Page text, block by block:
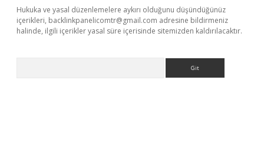
Hukuka ve yasal düzenlemelere aykırı olduğunu düşündüğünüz
içerikleri, backlinkpanelicomtr@gmail.com adresine bildirmeniz
halinde, ilgili içerikler yasal süre içerisinde sitemizden kaldırılacaktır.